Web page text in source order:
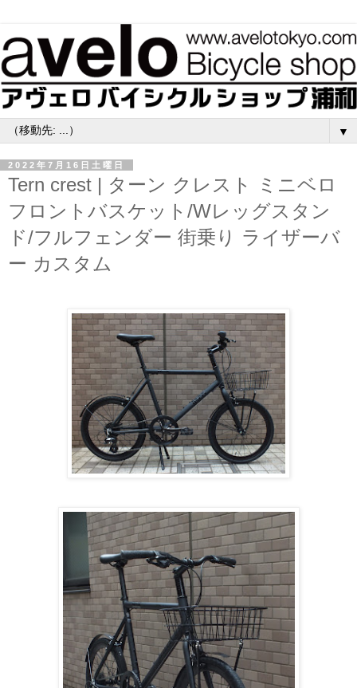
▼
2022年7月16日土曜日
Tern crest | ターン クレスト ミニベロ
フロントバスケット/Wレッグスタン
ド/フルフェンダー 街乗り ライザーバ
ー カスタム